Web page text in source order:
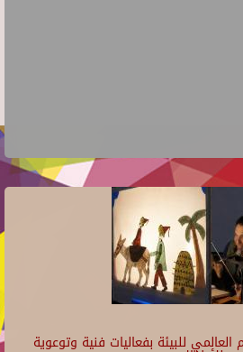
للبيئة بفعاليات فنية وتوعوية